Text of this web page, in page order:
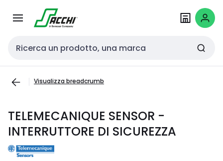
navigazionecontenuto
Cerca input
Visualizza breadcrumb
TELEMECANIQUE SENSOR -
INTERRUTTORE DI SICUREZZA